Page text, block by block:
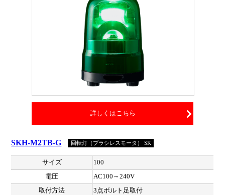
詳しくはこちら
SKH-M2TB-G 回転灯（ブラシレスモータ） SK
サイズ
100
電圧
AC100～240V
取付方法
3点ボルト足取付